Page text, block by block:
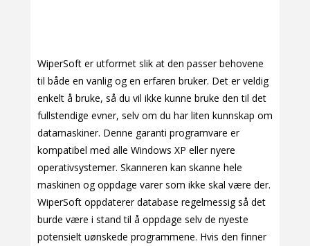
WiperSoft er utformet slik at den passer behovene
til både en vanlig og en erfaren bruker. Det er veldig
enkelt å bruke, så du vil ikke kunne bruke den til det
fullstendige evner, selv om du har liten kunnskap om
datamaskiner. Denne garanti programvare er
kompatibel med alle Windows XP eller nyere
operativsystemer. Skanneren kan skanne hele
maskinen og oppdage varer som ikke skal være der.
WiperSoft oppdaterer database regelmessig så det
burde være i stand til å oppdage selv de nyeste
potensielt uønskede programmene. Hvis den finner